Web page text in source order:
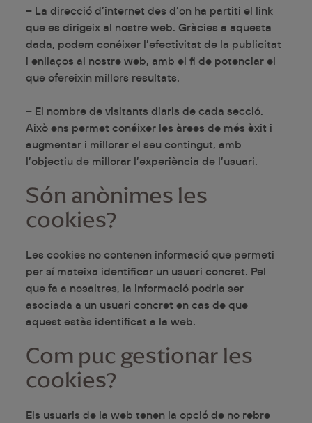
– La direcció d’internet des d’on ha partiti el link
que es dirigeix al nostre web. Gràcies a aquesta
dada, podem conéixer l’efectivitat de la publicitat
i enllaços al nostre web, amb el fi de potenciar el
que ofereixin millors resultats.
– El nombre de visitants diaris de cada secció.
Això ens permet conéixer les àrees de més èxit i
augmentar i millorar el seu contingut, amb
l’objectiu de millorar l’experiència de l’usuari.
Són anònimes les
cookies?
Les cookies no contenen informació que permeti
per sí mateixa identificar un usuari concret. Pel
que fa a nosaltres, la informació podria ser
asociada a un usuari concret en cas de que
aquest estàs identificat a la web.
Com puc gestionar les
cookies?
Els usuaris de la web tenen la opció de no rebre